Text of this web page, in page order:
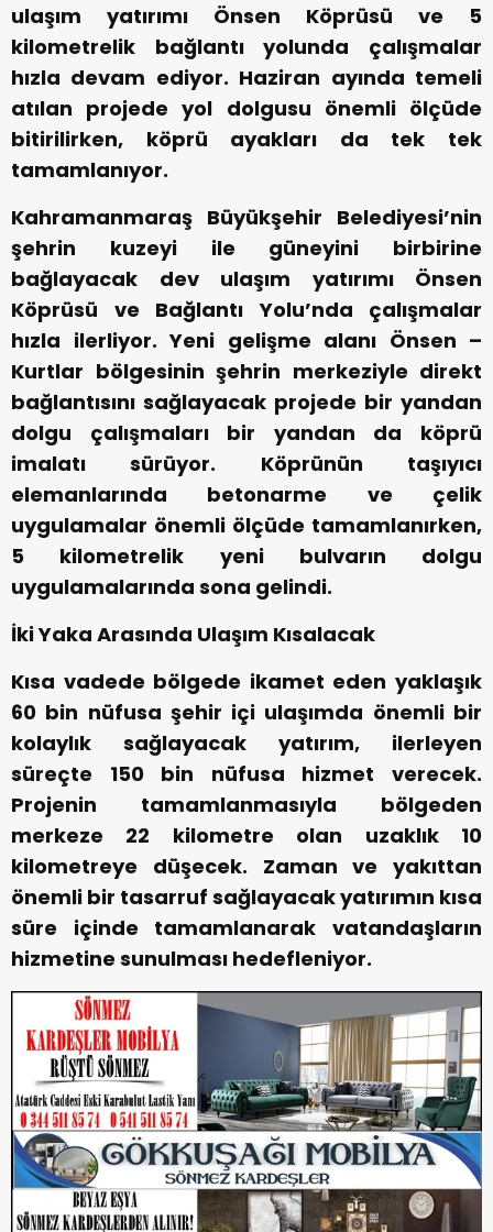
ulaşım yatırımı Önsen Köprüsü ve 5
kilometrelik bağlantı yolunda çalışmalar
hızla devam ediyor. Haziran ayında temeli
atılan projede yol dolgusu önemli ölçüde
bitirilirken, köprü ayakları da tek tek
tamamlanıyor.
Kahramanmaraş Büyükşehir Belediyesi’nin
şehrin kuzeyi ile güneyini birbirine
bağlayacak dev ulaşım yatırımı Önsen
Köprüsü ve Bağlantı Yolu’nda çalışmalar
hızla ilerliyor. Yeni gelişme alanı Önsen –
Kurtlar bölgesinin şehrin merkeziyle direkt
bağlantısını sağlayacak projede bir yandan
dolgu çalışmaları bir yandan da köprü
imalatı sürüyor. Köprünün taşıyıcı
elemanlarında betonarme ve çelik
uygulamalar önemli ölçüde tamamlanırken,
5 kilometrelik yeni bulvarın dolgu
uygulamalarında sona gelindi.
İki Yaka Arasında Ulaşım Kısalacak
Kısa vadede bölgede ikamet eden yaklaşık
60 bin nüfusa şehir içi ulaşımda önemli bir
kolaylık sağlayacak yatırım, ilerleyen
süreçte 150 bin nüfusa hizmet verecek.
Projenin tamamlanmasıyla bölgeden
merkeze 22 kilometre olan uzaklık 10
kilometreye düşecek. Zaman ve yakıttan
önemli bir tasarruf sağlayacak yatırımın kısa
süre içinde tamamlanarak vatandaşların
hizmetine sunulması hedefleniyor.